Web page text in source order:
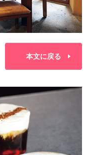
本文に戻る